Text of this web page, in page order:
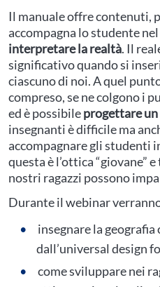
Il manuale offre contenuti,
accompagna lo studente
interpretare la realtà. Il
significativo quando si
ciascuno di noi. A quel
compreso, se ne colgono i
ed è possibileprogettare
insegnanti è difficile ma
accompagnare gli studenti
questa è l’ottica “giovane”
nostri ragazzi possono
Durante il webinar
insegnare la
dall’universal design
come sviluppare nei